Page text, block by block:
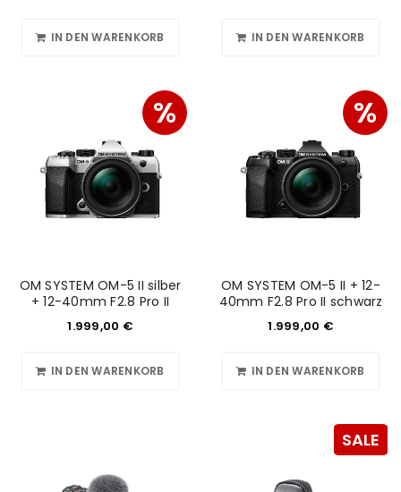
Anmeldeformular geschützt durch
WP Captcha
Angemeldet bleiben
ANMELDEN
PASSWORT VERGESSEN?
E-Mail-Adresse
IN DEN WARENKORB IN DEN WARENKORB
%
OM SYSTEM OM-5 II silber
+ 12-40mm F2.8 Pro II
1.999,00 €
IN DEN WARENKORB
%
OM SYSTEM OM-5 II + 12-
40mm F2.8 Pro II schwarz
1.999,00 €
IN DEN WARENKORB
SALE